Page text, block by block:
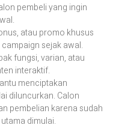
pembeli yang ingin
atau promo khusus
sejak awal.
fungsi, varian, atau
interaktif.
menciptakan
diluncurkan. Calon
pembelian karena sudah
dimulai.